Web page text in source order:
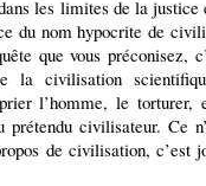
les limites de la justice
du nom hypocrite de
que vous préconisez,
la civilisation
l’homme, le torturer,
civilisateur. Ce
de civilisation, c’est